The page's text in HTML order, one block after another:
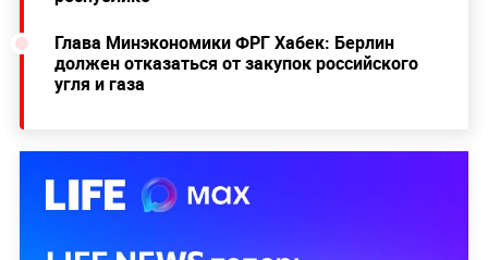
Глава Минэкономики ФРГ Хабек: Берлин
должен отказаться от закупок российского
угля и газа